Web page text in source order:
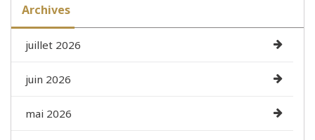
Archives
juillet 2026
juin 2026
mai 2026